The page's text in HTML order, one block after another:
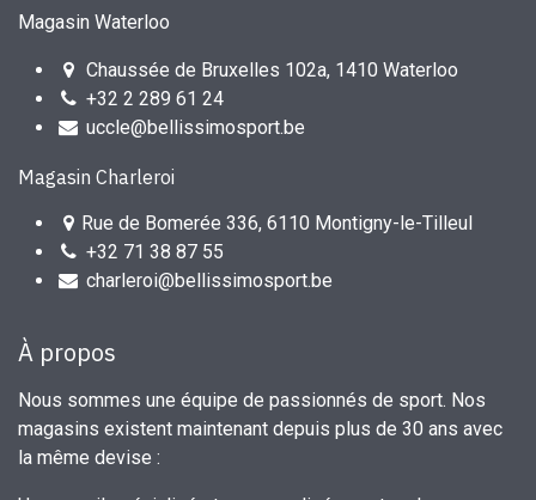
Magasin Waterloo
Chaussée de Bruxelles 102a, 1410 Waterloo
+32 2 289 61 24
uccle@bellissimosport.be
Magasin Charleroi
Rue de Bomerée 336, 6110 Montigny-le-Tilleul
+32 71 38 87 55
charleroi@bellissimosport.be
À propos
Nous sommes une équipe de passionnés de sport. Nos
magasins existent maintenant depuis plus de 30 ans avec
la même devise :